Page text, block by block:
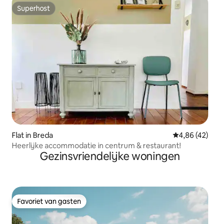
Superhost
Superhost
Flat in Breda Gemiddelde
4,86 (42)
Heerlijke accommodatie in centrum & restaurant!
Gezinsvriendelijke woningen
Favoriet van gasten
Favoriet van gasten